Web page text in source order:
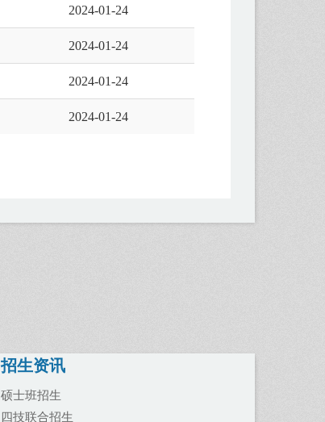
2024-01-24
2024-01-24
2024-01-24
2024-01-24
招生资讯
硕士班招生
四技联合招生